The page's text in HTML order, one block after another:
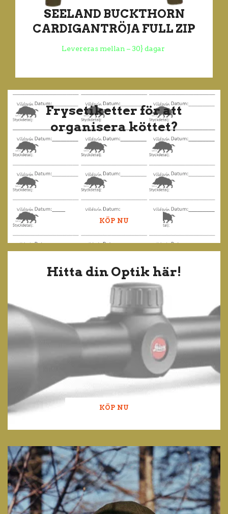
Frysetiketter för att
organisera köttet?
KÖP NU
Hitta din Optik här!
KÖP NU
SEELAND BUCKTHORN
CARDIGANTRÖJA FULL ZIP
Levereras mellan – 30} dagar